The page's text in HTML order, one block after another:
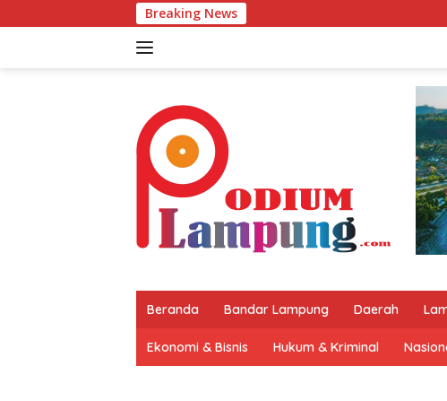
ke
Breaking News
Beranda Bandar Lampung Daerah
Ekonomi & Bisnis Hukum & Kriminal